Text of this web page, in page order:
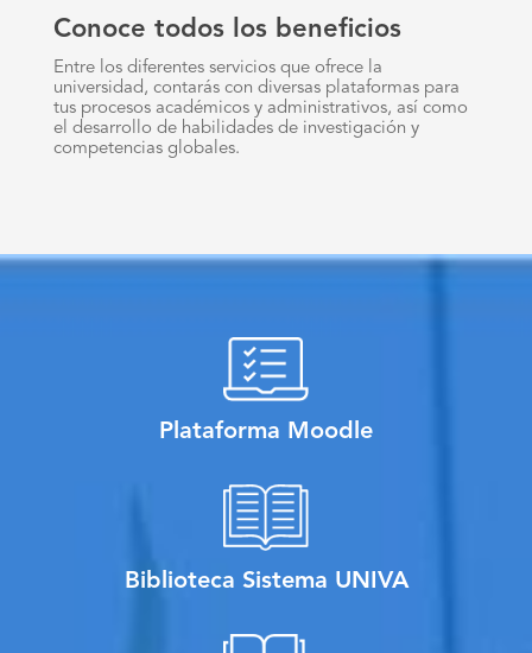
Conoce todos los beneficios
Entre los diferentes servicios que ofrece la
universidad, contarás con diversas plataformas para
tus procesos académicos y administrativos, así como
el desarrollo de habilidades de investigación y
competencias globales.
Plataforma Moodle
Biblioteca Sistema UNIVA